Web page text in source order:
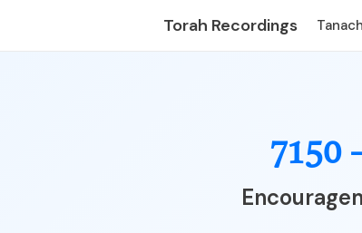
Torah Recordings Tanach
7150